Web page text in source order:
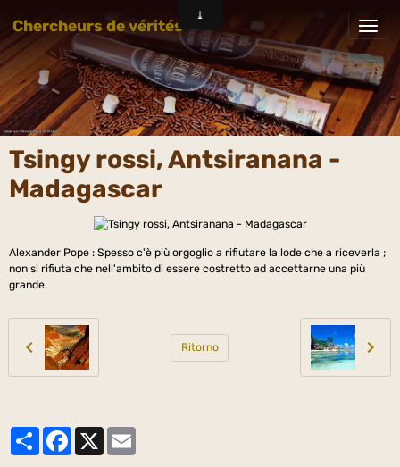
Chercheurs de vérités
Tsingy rossi, Antsiranana -
Madagascar
Alexander Pope : Spesso c'è più orgoglio a rifiutare la lode che a riceverla ;
non si rifiuta che nell'ambito di essere costretto ad accettarne una più
grande.
Ritorno
PartagerFacebook